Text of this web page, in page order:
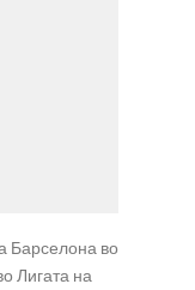
Барселона во
Лигата на